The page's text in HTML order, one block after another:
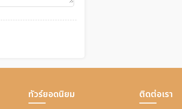
ทัวร์ยอดนิยม ติดต่อเรา